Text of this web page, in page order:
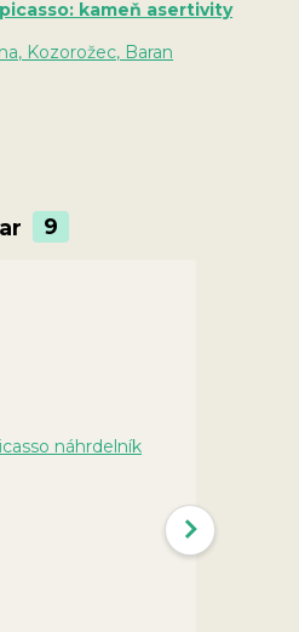
kameň asertivity
Kozorožec, Baran
9